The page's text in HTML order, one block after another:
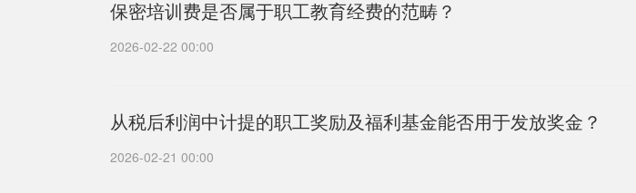
保密培训费是否属于职工教育经费的范畴？
2026-02-22 00:00
从税后利润中计提的职工奖励及福利基金能否用于发放奖金？
2026-02-21 00:00